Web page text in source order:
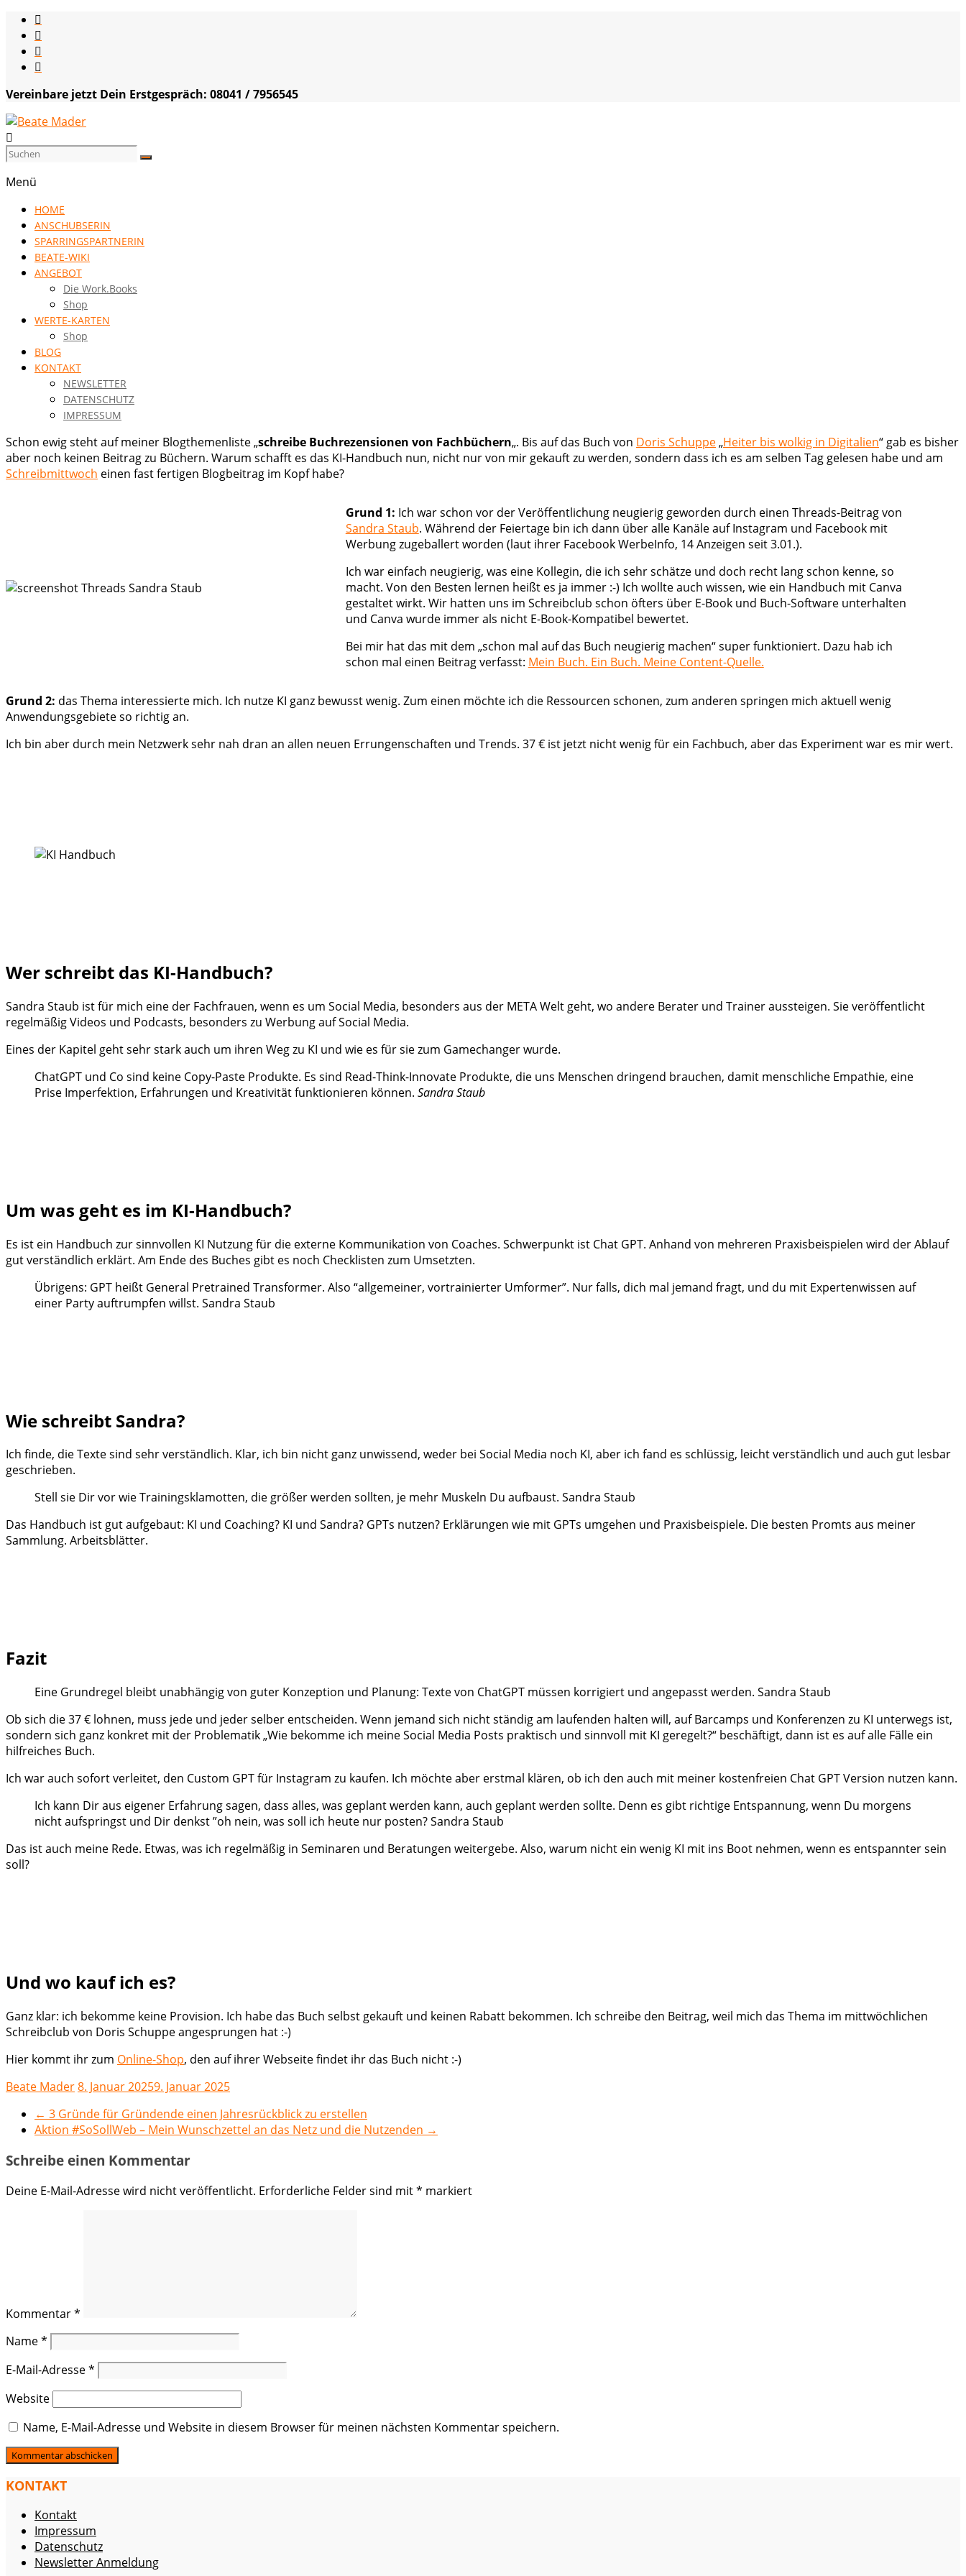
Skip
content
Vereinbare jetzt Dein Erstgespräch: 08041 / 7956545
Beate
Kommunikationsgenialistin
VISION
HOCH
DREI
Menü
HOME
ANSCHUBSERIN
SPARRINGSPARTNERIN
BEATE-WIKI
ANGEBOT
Die Work.Books
Shop
WERTE-KARTEN
Shop
BLOG
KONTAKT
NEWSLETTER
DATENSCHUTZ
IMPRESSUM
Schon ewig steht auf meiner Blogthemenliste „schreibe Buchrezensionen von Fachbüchern„. Bis auf das Buch von Doris Schuppe„Heiter bis wolkig in Digitalien“ gab es bisher
aber noch keinen Beitrag zu Büchern. Warum schafft es das KI-Handbuch nun, nicht nur von mir gekauft zu werden, sondern dass ich es am selben Tag gelesen habe und am
Schreibmittwoch einen fast fertigen Blogbeitrag im Kopf habe?
Grund 1: Ich war schon vor der Veröffentlichung neugierig geworden durch einen Threads-Beitrag von
Sandra Staub. Während der Feiertage bin ich dann über alle Kanäle auf Instagram und Facebook mit
Werbung zugeballert worden (laut ihrer Facebook WerbeInfo, 14 Anzeigen seit 3.01.).
Ich war einfach neugierig, was eine Kollegin, die ich sehr schätze und doch recht lang schon kenne, so
macht. Von den Besten lernen heißt es ja immer :-) Ich wollte auch wissen, wie ein Handbuch mit Canva
gestaltet wirkt. Wir hatten uns im Schreibclub schon öfters über E-Book und Buch-Software unterhalten
und Canva wurde immer als nicht E-Book-Kompatibel bewertet.
Bei mir hat das mit dem „schon mal auf das Buch neugierig machen“ super funktioniert. Dazu hab ich
schon mal einen Beitrag verfasst: Mein Buch. Ein Buch. Meine Content-Quelle.
Grund 2: das Thema interessierte mich. Ich nutze KI ganz bewusst wenig. Zum einen möchte ich die Ressourcen schonen, zum anderen springen mich aktuell wenig
Anwendungsgebiete so richtig an.
Ich bin aber durch mein Netzwerk sehr nah dran an allen neuen Errungenschaften und Trends. 37 € ist jetzt nicht wenig für ein Fachbuch, aber das Experiment war es mir wert.
Wer schreibt das KI-Handbuch?
Sandra Staub ist für mich eine der Fachfrauen, wenn es um Social Media, besonders aus der META Welt geht, wo andere Berater und Trainer aussteigen. Sie veröffentlicht
regelmäßig Videos und Podcasts, besonders zu Werbung auf Social Media.
Eines der Kapitel geht sehr stark auch um ihren Weg zu KI und wie es für sie zum Gamechanger wurde.
ChatGPT und Co sind keine Copy-Paste Produkte. Es sind Read-Think-Innovate Produkte, die uns Menschen dringend brauchen, damit menschliche Empathie, eine
Prise Imperfektion, Erfahrungen und Kreativität funktionieren können. Sandra Staub
Um was geht es im KI-Handbuch?
Es ist ein Handbuch zur sinnvollen KI Nutzung für die externe Kommunikation von Coaches. Schwerpunkt ist Chat GPT. Anhand von mehreren Praxisbeispielen wird der Ablauf
gut verständlich erklärt. Am Ende des Buches gibt es noch Checklisten zum Umsetzten.
Übrigens: GPT heißt General Pretrained Transformer. Also “allgemeiner, vortrainierter Umformer”. Nur falls, dich mal jemand fragt, und du mit Expertenwissen auf
einer Party auftrumpfen willst. Sandra Staub
Wie schreibt Sandra?
Ich finde, die Texte sind sehr verständlich. Klar, ich bin nicht ganz unwissend, weder bei Social Media noch KI, aber ich fand es schlüssig, leicht verständlich und auch gut lesbar
geschrieben.
Stell sie Dir vor wie Trainingsklamotten, die größer werden sollten, je mehr Muskeln Du aufbaust. Sandra Staub
Das Handbuch ist gut aufgebaut: KI und Coaching? KI und Sandra? GPTs nutzen? Erklärungen wie mit GPTs umgehen und Praxisbeispiele. Die besten Promts aus meiner
Sammlung. Arbeitsblätter.
Fazit
Eine Grundregel bleibt unabhängig von guter Konzeption und Planung: Texte von ChatGPT müssen korrigiert und angepasst werden. Sandra Staub
Ob sich die 37 € lohnen, muss jede und jeder selber entscheiden. Wenn jemand sich nicht ständig am laufenden halten will, auf Barcamps und Konferenzen zu KI unterwegs ist,
sondern sich ganz konkret mit der Problematik „Wie bekomme ich meine Social Media Posts praktisch und sinnvoll mit KI geregelt?“ beschäftigt, dann ist es auf alle Fälle ein
hilfreiches Buch.
Ich war auch sofort verleitet, den Custom GPT für Instagram zu kaufen. Ich möchte aber erstmal klären, ob ich den auch mit meiner kostenfreien Chat GPT Version nutzen kann.
Ich kann Dir aus eigener Erfahrung sagen, dass alles, was geplant werden kann, auch geplant werden sollte. Denn es gibt richtige Entspannung, wenn Du morgens
nicht aufspringst und Dir denkst ”oh nein, was soll ich heute nur posten? Sandra Staub
Das ist auch meine Rede. Etwas, was ich regelmäßig in Seminaren und Beratungen weitergebe. Also, warum nicht ein wenig KI mit ins Boot nehmen, wenn es entspannter sein
soll?
Und wo kauf ich es?
Ganz klar: ich bekomme keine Provision. Ich habe das Buch selbst gekauft und keinen Rabatt bekommen. Ich schreibe den Beitrag, weil mich das Thema im mittwöchlichen
Schreibclub von Doris Schuppe angesprungen hat :-)
Hier kommt ihr zum Online-Shop, den auf ihrer Webseite findet ihr das Buch nicht :-)
Beate Mader8. Januar 20259. Januar 2025
← 3 Gründe für Gründende einen Jahresrückblick zu erstellen
Aktion #SoSollWeb – Mein Wunschzettel an das Netz und die Nutzenden →
Schreibe einen Kommentar
Deine E-Mail-Adresse wird nicht veröffentlicht. Erforderliche Felder sind mit* markiert
Kommentar*
Name*
E-Mail-Adresse*
Website
Name, E-Mail-Adresse und Website in diesem Browser für meinen nächsten Kommentar speichern.
KONTAKT
Kontakt
Impressum
Datenschutz
Newsletter Anmeldung